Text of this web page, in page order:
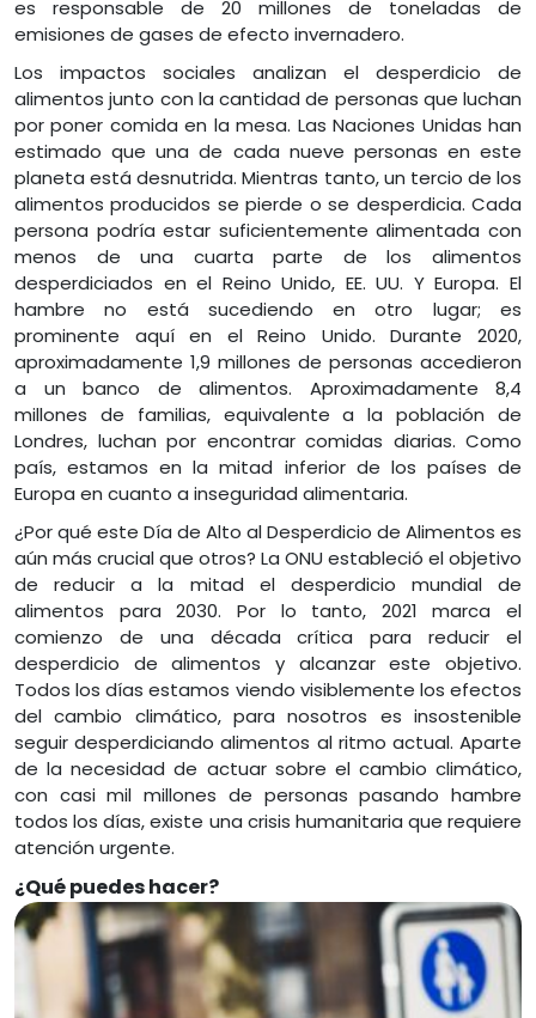
es responsable de 20 millones de toneladas de
emisiones de gases de efecto invernadero.
Los impactos sociales analizan el desperdicio de
alimentos junto con la cantidad de personas que luchan
por poner comida en la mesa. Las Naciones Unidas han
estimado que una de cada nueve personas en este
planeta está desnutrida. Mientras tanto, un tercio de los
alimentos producidos se pierde o se desperdicia. Cada
persona podría estar suficientemente alimentada con
menos de una cuarta parte de los alimentos
desperdiciados en el Reino Unido, EE. UU. Y Europa. El
hambre no está sucediendo en otro lugar; es
prominente aquí en el Reino Unido. Durante 2020,
aproximadamente 1,9 millones de personas accedieron
a un banco de alimentos. Aproximadamente 8,4
millones de familias, equivalente a la población de
Londres, luchan por encontrar comidas diarias. Como
país, estamos en la mitad inferior de los países de
Europa en cuanto a inseguridad alimentaria.
¿Por qué este Día de Alto al Desperdicio de Alimentos es
aún más crucial que otros? La ONU estableció el objetivo
de reducir a la mitad el desperdicio mundial de
alimentos para 2030. Por lo tanto, 2021 marca el
comienzo de una década crítica para reducir el
desperdicio de alimentos y alcanzar este objetivo.
Todos los días estamos viendo visiblemente los efectos
del cambio climático, para nosotros es insostenible
seguir desperdiciando alimentos al ritmo actual. Aparte
de la necesidad de actuar sobre el cambio climático,
con casi mil millones de personas pasando hambre
todos los días, existe una crisis humanitaria que requiere
atención urgente.
¿Qué puedes hacer?